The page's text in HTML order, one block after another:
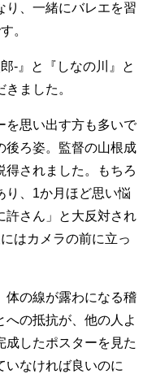
、一緒にバレエを習
。
-』と『しなの川』と
ました。
を思い出す方も多いで
後ろ姿。監督の山根成
得されました。もちろ
り、1か月ほど思い悩
許さん」と大反対され
はカメラの前に立っ
の線が露わになる稽
の抵抗が、他の人よ
成したポスターを見た
いなければ良いのに